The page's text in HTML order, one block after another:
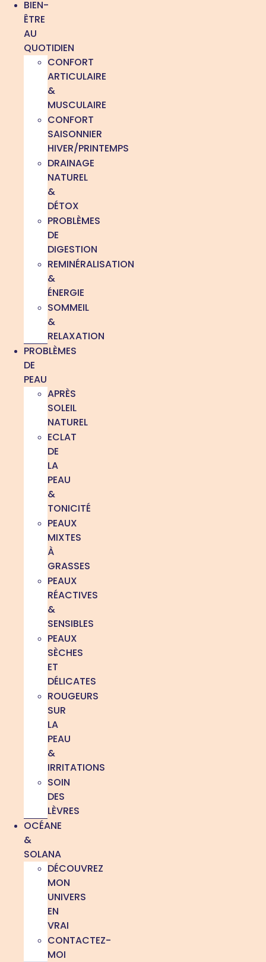
BIEN-
ÊTRE
AU
QUOTIDIEN
CONFORT
ARTICULAIRE
&
MUSCULAIRE
CONFORT
SAISONNIER
HIVER/PRINTEMPS
DRAINAGE
NATUREL
&
DÉTOX
PROBLÈMES
DE
DIGESTION
REMINÉRALISATION
&
ÉNERGIE
SOMMEIL
&
RELAXATION
PROBLÈMES
DE
PEAU
APRÈS
SOLEIL
NATUREL
ECLAT
DE
LA
PEAU
&
TONICITÉ
PEAUX
MIXTES
À
GRASSES
PEAUX
RÉACTIVES
&
SENSIBLES
PEAUX
SÈCHES
ET
DÉLICATES
ROUGEURS
SUR
LA
PEAU
&
IRRITATIONS
SOIN
DES
LÈVRES
OCÉANE
&
SOLANA
DÉCOUVREZ
MON
UNIVERS
EN
VRAI
CONTACTEZ-
MOI